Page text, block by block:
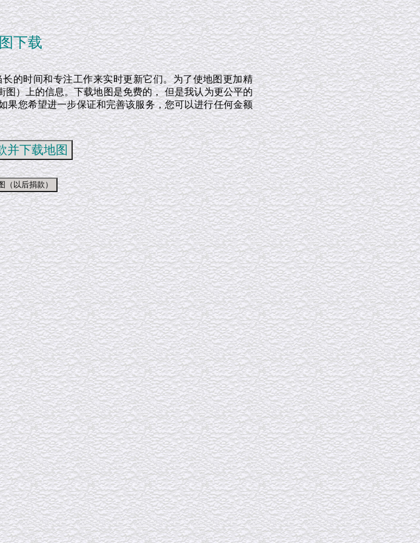
下载
的时间和专注工作来实时更新它们。为了使地图更加精
）上的信息。下载地图是免费的， 但是我认为更公平的
果您希望进一步保证和完善该服务，您可以进行任何金额